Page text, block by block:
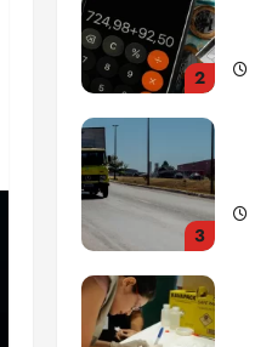
2
3